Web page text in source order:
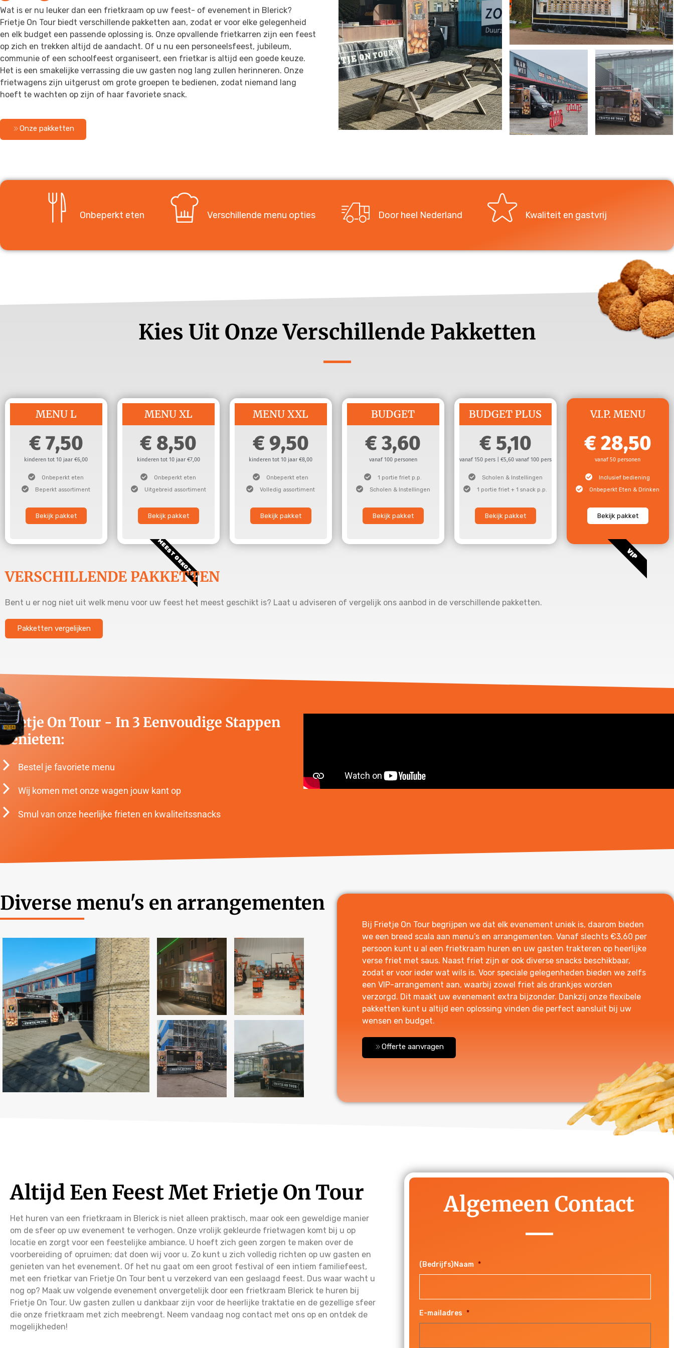
Wat is er nu leuker dan een frietkraam op uw feest- of evenement in Blerick?
Frietje On Tour biedt verschillende pakketten aan, zodat er voor elke gelegenheid
en elk budget een passende oplossing is. Onze opvallende frietkarren zijn een feest
op zich en trekken altijd de aandacht. Of u nu een personeelsfeest, jubileum,
communie of een schoolfeest organiseert, een frietkar is altijd een goede keuze.
Het is een smakelijke verrassing die uw gasten nog lang zullen herinneren. Onze
frietwagens zijn uitgerust om grote groepen te bedienen, zodat niemand lang
hoeft te wachten op zijn of haar favoriete snack.
Onze pakketten
Onbeperkt eten Verschillende menu opties Door heel Nederland Kwaliteit en gastvrij
Kies Uit Onze Verschillende Pakketten
MENU L
7,50
kinderen tot 10 jaar €6,00
Onbeperkt eten
Beperkt assortiment
Bekijk pakket
MENU XL
8,50
kinderen tot 10 jaar €7,00
Onbeperkt eten
Uitgebreid assortiment
Bekijk pakket
MEEST GEKOZEN
MENU XXL
9,50
kinderen tot 10 jaar €8,00
Onbeperkt eten
Volledig assortiment
Bekijk pakket
BUDGET
3,60
vanaf 100 personen
1 portie friet p.p.
Scholen & Instellingen
Bekijk pakket
BUDGET PLUS
5,10
vanaf 150 pers | €5,60 vanaf 100 pers
Scholen & Instellingen
1 portie friet + 1 snack p.p.
Bekijk pakket
V.I.P. MENU
28,50
vanaf 50 personen
Inclusief bediening
Onbeperkt Eten & Drinken
Bekijk pakket
VIP
VERSCHILLENDE PAKKETTEN
Bent u er nog niet uit welk menu voor uw feest het meest geschikt is? Laat u adviseren of vergelijk ons aanbod in de verschillende pakketten.
Pakketten vergelijken
Frietje On Tour - In 3 Eenvoudige Stappen
Genieten:
Bestel je favoriete menu
Wij komen met onze wagen jouw kant op
Smul van onze heerlijke frieten en kwaliteitssnacks
Diverse menu's en arrangementen
Bij Frietje On Tour begrijpen we dat elk evenement uniek is, daarom bieden
we een breed scala aan menu’s en arrangementen. Vanaf slechts €3,60 per
persoon kunt u al een frietkraam huren en uw gasten trakteren op heerlijke
verse friet met saus. Naast friet zijn er ook diverse snacks beschikbaar,
zodat er voor ieder wat wils is. Voor speciale gelegenheden bieden we zelfs
een VIP-arrangement aan, waarbij zowel friet als drankjes worden
verzorgd. Dit maakt uw evenement extra bijzonder. Dankzij onze flexibele
pakketten kunt u altijd een oplossing vinden die perfect aansluit bij uw
wensen en budget.
Offerte aanvragen
Altijd Een Feest Met Frietje On Tour
Het huren van een frietkraam in Blerick is niet alleen praktisch, maar ook een geweldige manier
om de sfeer op uw evenement te verhogen. Onze vrolijk gekleurde frietwagen komt bij u op
locatie en zorgt voor een feestelijke ambiance. U hoeft zich geen zorgen te maken over de
voorbereiding of opruimen; dat doen wij voor u. Zo kunt u zich volledig richten op uw gasten en
genieten van het evenement. Of het nu gaat om een groot festival of een intiem familiefeest,
met een frietkar van Frietje On Tour bent u verzekerd van een geslaagd feest. Dus waar wacht u
nog op? Maak uw volgende evenement onvergetelijk door een frietkraam Blerick te huren bij
Frietje On Tour. Uw gasten zullen u dankbaar zijn voor de heerlijke traktatie en de gezellige sfeer
die onze frietkraam met zich meebrengt. Neem vandaag nog contact met ons op en ontdek de
mogelijkheden!
Algemeen Contact
(Bedrijfs)Naam *
E-mailadres *